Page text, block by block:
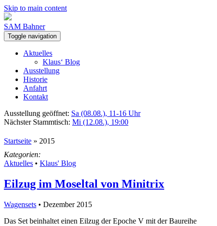
Skip to main content
SAM Bahner
Toggle navigation
Aktuelles
Klaus‘ Blog
Ausstellung
Historie
Anfahrt
Kontakt
Ausstellung geöffnet: Sa (08.08.), 11-16 Uhr
Nächster Stammtisch: Mi (12.08.), 19:00
Startseite » 2015
Kategorien:
Aktuelles • Klaus' Blog
Eilzug im Moseltal von Minitrix
Wagensets • Dezember 2015
Das Set beinhaltet einen Eilzug der Epoche V mit der Baureihe